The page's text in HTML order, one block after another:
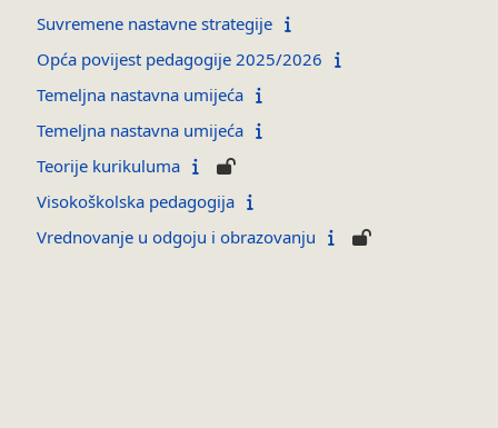
Suvremene nastavne strategije
Opća povijest pedagogije 2025/2026
Temeljna nastavna umijeća
Temeljna nastavna umijeća
Teorije kurikuluma
Visokoškolska pedagogija
Vrednovanje u odgoju i obrazovanju